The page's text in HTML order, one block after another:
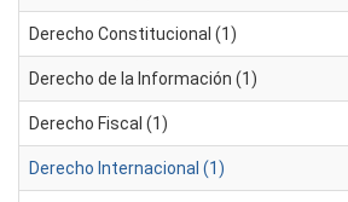
Derecho Constitucional (1)
Derecho de la Información (1)
Derecho Fiscal (1)
Derecho Internacional (1)